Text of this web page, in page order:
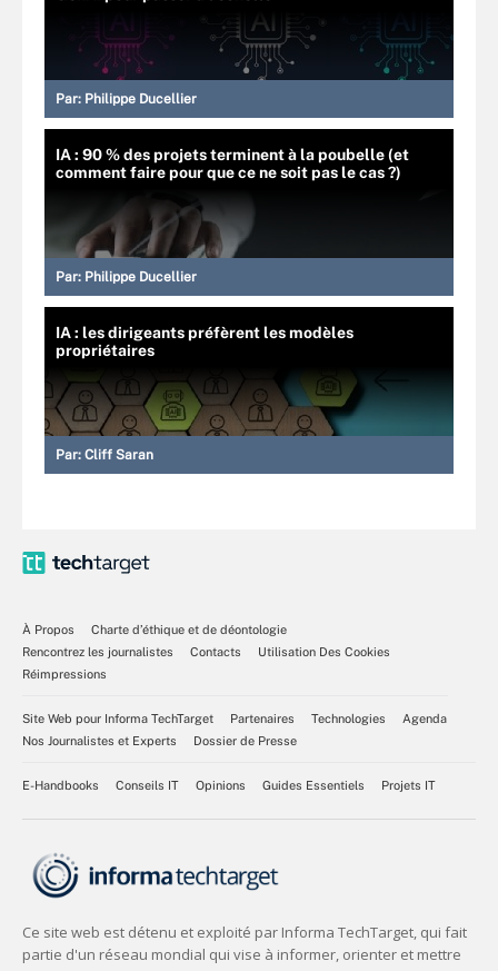
Par: Philippe Ducellier
IA : 90 % des projets terminent à la poubelle (et
comment faire pour que ce ne soit pas le cas ?)
Par: Philippe Ducellier
IA : les dirigeants préfèrent les modèles
propriétaires
Par: Cliff Saran
À Propos
Charte d’éthique et de déontologie
Rencontrez les journalistes
Contacts
Utilisation Des Cookies
Réimpressions
Site Web pour Informa TechTarget Partenaires Technologies
Agenda
Nos Journalistes et Experts
Dossier de Presse
E-Handbooks Conseils IT Opinions Guides Essentiels Projets IT